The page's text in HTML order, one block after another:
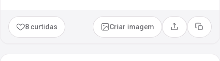
8 curtidas Criar imagem Compartilhar
Copiar